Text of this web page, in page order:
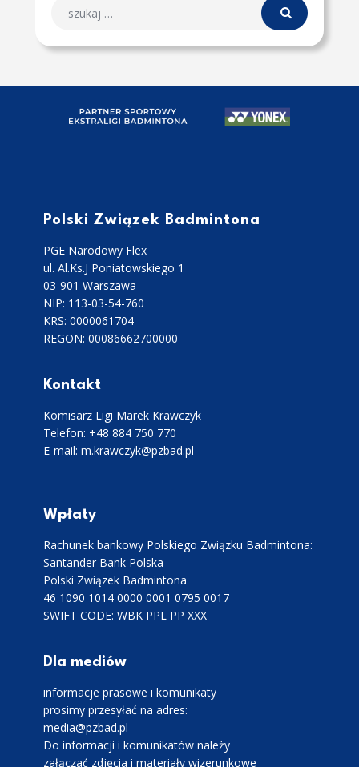
Polski Związek Badmintona
PGE Narodowy Flex
ul. Al.Ks.J Poniatowskiego 1
03-901 Warszawa
NIP: 113-03-54-760
KRS: 0000061704
REGON: 00086662700000
Kontakt
Komisarz Ligi Marek Krawczyk
Telefon: +48 884 750 770
E-mail: m.krawczyk@pzbad.pl
Wpłaty
Rachunek bankowy Polskiego Związku Badmintona:
Santander Bank Polska
Polski Związek Badmintona
46 1090 1014 0000 0001 0795 0017
SWIFT CODE: WBK PPL PP XXX
Dla mediów
informacje prasowe i komunikaty
prosimy przesyłać na adres:
media@pzbad.pl
Do informacji i komunikatów należy
załączać zdjęcia i materiały wizerunkowe